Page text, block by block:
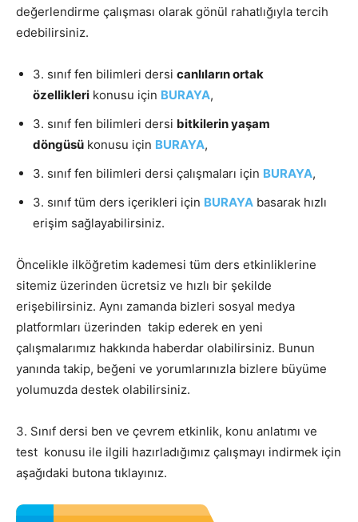
değerlendirme çalışması olarak gönül rahatlığıyla tercih
edebilirsiniz.
3. sınıf fen bilimleri dersi canlıların ortak
özellikleri konusu için BURAYA,
3. sınıf fen bilimleri dersi bitkilerin yaşam
döngüsü konusu için BURAYA,
3. sınıf fen bilimleri dersi çalışmaları için BURAYA,
3. sınıf tüm ders içerikleri için BURAYA basarak hızlı
erişim sağlayabilirsiniz.
Öncelikle ilköğretim kademesi tüm ders etkinliklerine
sitemiz üzerinden ücretsiz ve hızlı bir şekilde
erişebilirsiniz. Aynı zamanda bizleri sosyal medya
platformları üzerinden takip ederek en yeni
çalışmalarımız hakkında haberdar olabilirsiniz. Bunun
yanında takip, beğeni ve yorumlarınızla bizlere büyüme
yolumuzda destek olabilirsiniz.
3. Sınıf dersi ben ve çevrem etkinlik, konu anlatımı ve
test konusu ile ilgili hazırladığımız çalışmayı indirmek için
aşağıdaki butona tıklayınız.